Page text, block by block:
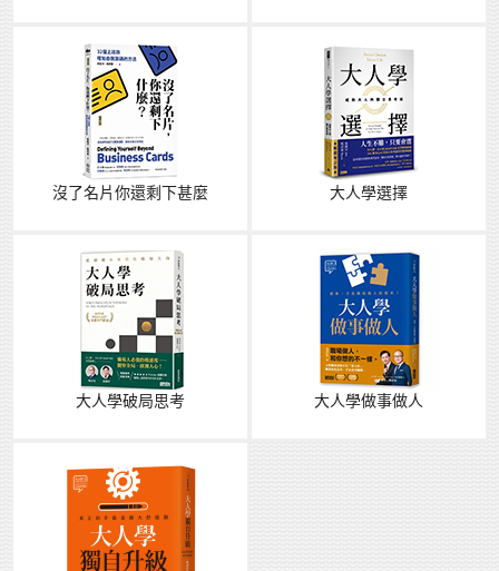
沒了名片你還剩下甚麼 大人學選擇
大人學破局思考 大人學做事做人